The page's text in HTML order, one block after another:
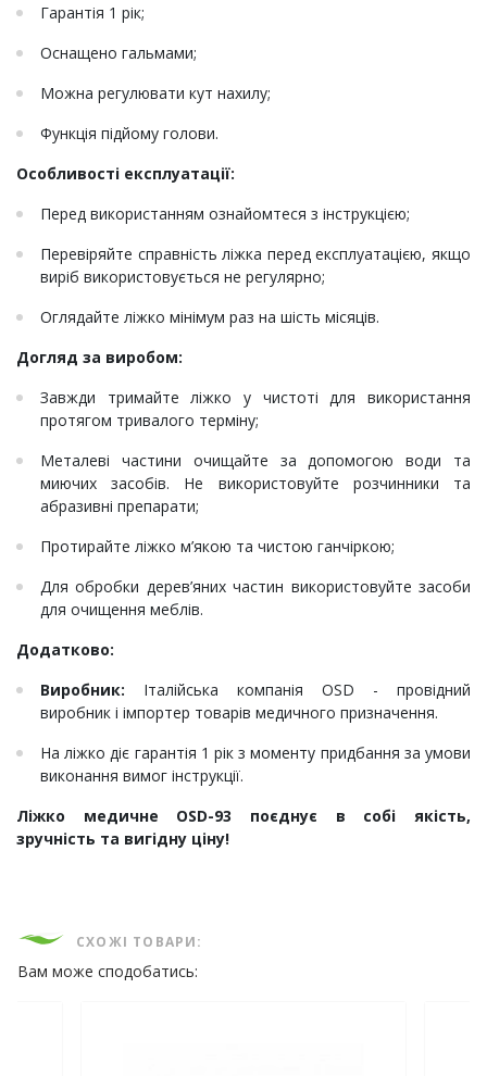
Гарантія 1 рік;
Оснащено гальмами;
Можна регулювати кут нахилу;
Функція підйому голови.
Особливості експлуатації:
Перед використанням ознайомтеся з інструкцією;
Перевіряйте справність ліжка перед експлуатацією, якщо
виріб використовується не регулярно;
Оглядайте ліжко мінімум раз на шість місяців.
Догляд за виробом:
Завжди тримайте ліжко у чистоті для використання
протягом тривалого терміну;
Металеві частини очищайте за допомогою води та
миючих засобів. Не використовуйте розчинники та
абразивні препарати;
Протирайте ліжко м’якою та чистою ганчіркою;
Для обробки дерев’яних частин використовуйте засоби
для очищення меблів.
Додатково:
Виробник: Італійська компанія OSD - провідний
виробник і імпортер товарів медичного призначення.
На ліжко діє гарантія 1 рік з моменту придбання за умови
виконання вимог інструкції.
Ліжко медичне OSD-93 поєднує в собі якість,
зручність та вигідну ціну!
СХОЖІ ТОВАРИ:
Вам може сподобатись: